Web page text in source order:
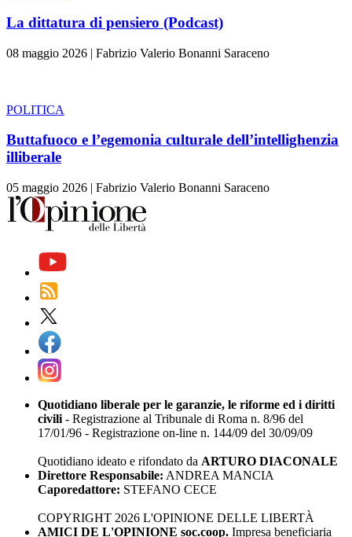
La dittatura di pensiero (Podcast)
08 maggio 2026 | Fabrizio Valerio Bonanni Saraceno
POLITICA
Buttafuoco e l’egemonia culturale dell’intellighenzia
illiberale
05 maggio 2026 | Fabrizio Valerio Bonanni Saraceno
Quotidiano liberale per le garanzie, le riforme ed i diritti
civili - Registrazione al Tribunale di Roma n. 8/96 del
17/01/96 - Registrazione on-line n. 144/09 del 30/09/09
Quotidiano ideato e rifondato da ARTURO DIACONALE
Direttore Responsabile: ANDREA MANCIA
Caporedattore: STEFANO CECE
COPYRIGHT 2026 L'OPINIONE DELLE LIBERTÀ
AMICI DE L'OPINIONE soc.coop. Impresa beneficiaria